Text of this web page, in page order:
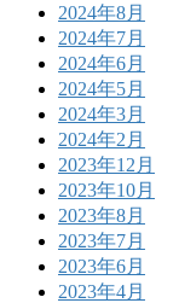
2024年8月
2024年7月
2024年6月
2024年5月
2024年3月
2024年2月
2023年12月
2023年10月
2023年8月
2023年7月
2023年6月
2023年4月